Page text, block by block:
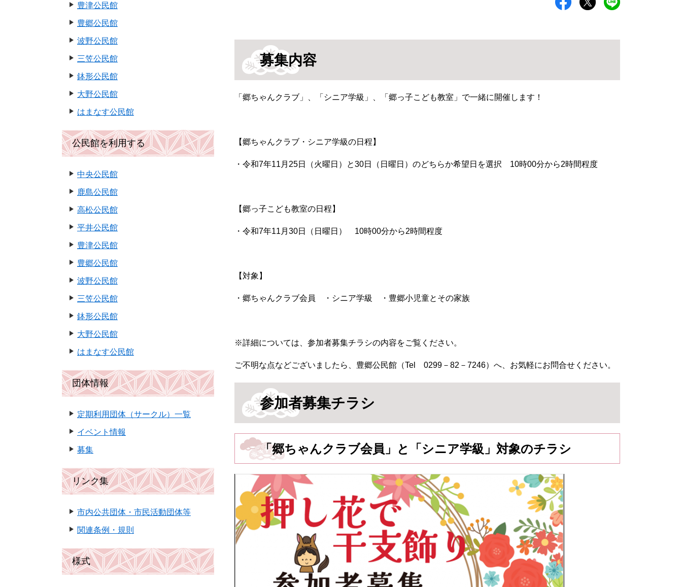
募集内容
「郷ちゃんクラブ」、「シニア学級」、「郷っ子こども教室」で一緒に開催します！
【郷ちゃんクラブ・シニア学級の日程】
・令和7年11月25日（火曜日）と30日（日曜日）のどちらか希望日を選択 10時00分から2時間程度
【郷っ子こども教室の日程】
・令和7年11月30日（日曜日） 10時00分から2時間程度
【対象】
・郷ちゃんクラブ会員 ・シニア学級 ・豊郷小児童とその家族
※詳細については、参加者募集チラシの内容をご覧ください。
ご不明な点などございましたら、豊郷公民館（Tel 0299－82－7246）へ、お気軽にお問合せください。
参加者募集チラシ
「郷ちゃんクラブ会員」と「シニア学級」対象のチラシ
豊津公民館
豊郷公民館
波野公民館
三笠公民館
鉢形公民館
大野公民館
はまなす公民館
公民館を利用する
中央公民館
鹿島公民館
高松公民館
平井公民館
豊津公民館
豊郷公民館
波野公民館
三笠公民館
鉢形公民館
大野公民館
はまなす公民館
団体情報
定期利用団体（サークル）一覧
イベント情報
募集
リンク集
市内公共団体・市民活動団体等
関連条例・規則
様式